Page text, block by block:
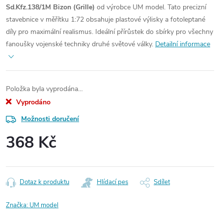
Sd.Kfz.138/1M Bizon (Grille) od výrobce UM model. Tato precizní
stavebnice v měřítku 1:72 obsahuje plastové výlisky a fotoleptané
díly pro maximální realismus. Ideální přírůstek do sbírky pro všechny
fanoušky vojenské techniky druhé světové války. Detailní informace
Položka byla vyprodána…
Vyprodáno
Možnosti doručení
368 Kč
cena:
Dotaz k produktu Hlídací pes Sdílet
Značka: UM model